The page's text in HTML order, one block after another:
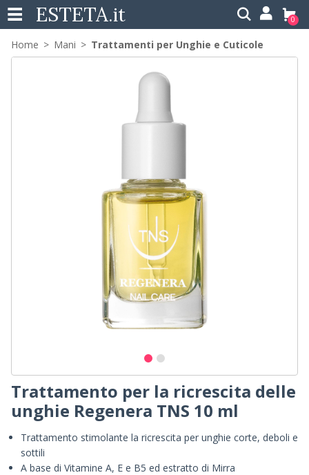
ESTETA.it 0
Home Mani Trattamenti per Unghie e Cuticole
Trattamento per la ricrescita delle
unghie Regenera TNS 10 ml
Trattamento stimolante la ricrescita per unghie corte, deboli e
sottili
A base di Vitamine A, E e B5 ed estratto di Mirra